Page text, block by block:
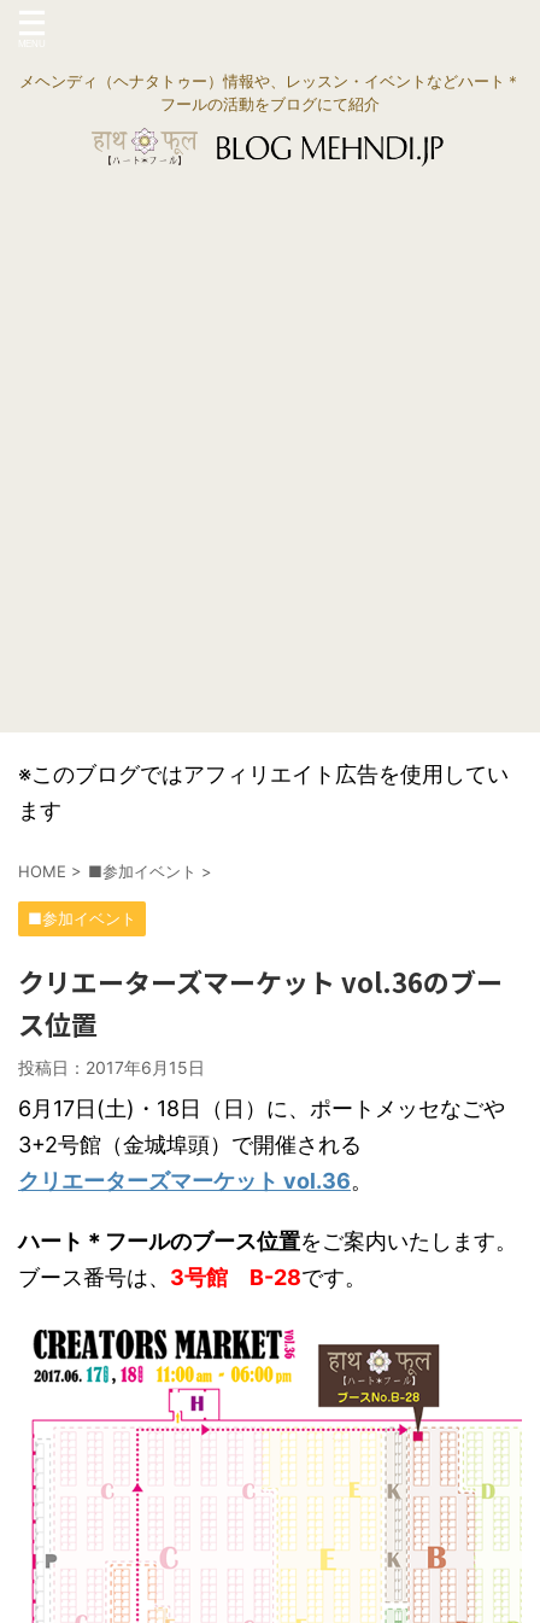
メヘンディ（ヘナタトゥー）情報や、レッスン・イベントなどハート＊
フールの活動をブログにて紹介
※このブログではアフィリエイト広告を使用してい
ます
HOME > ■参加イベント >
■参加イベント
クリエーターズマーケット vol.36のブー
ス位置
投稿日： 2017年6月15日
6月17日(土)・18日（日）に、ポートメッセなごや
3+2号館（金城埠頭）で開催される
クリエーターズマーケット vol.36。
ハート＊フールのブース位置をご案内いたします。
ブース番号は、 3号館 B-28です。